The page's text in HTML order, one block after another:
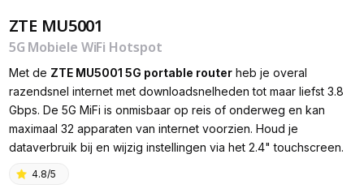
ZTE MU5001
5G Mobiele WiFi Hotspot
Met de ZTE MU5001 5G portable routerheb je overal
razendsnel internet met downloadsnelheden tot maar liefst 3.8
Gbps. De 5G MiFi is onmisbaar op reis of onderweg en kan
maximaal 32 apparaten van internet voorzien. Houd je
dataverbruik bij en wijzig instellingen via het 2.4" touchscreen.
4.8/5